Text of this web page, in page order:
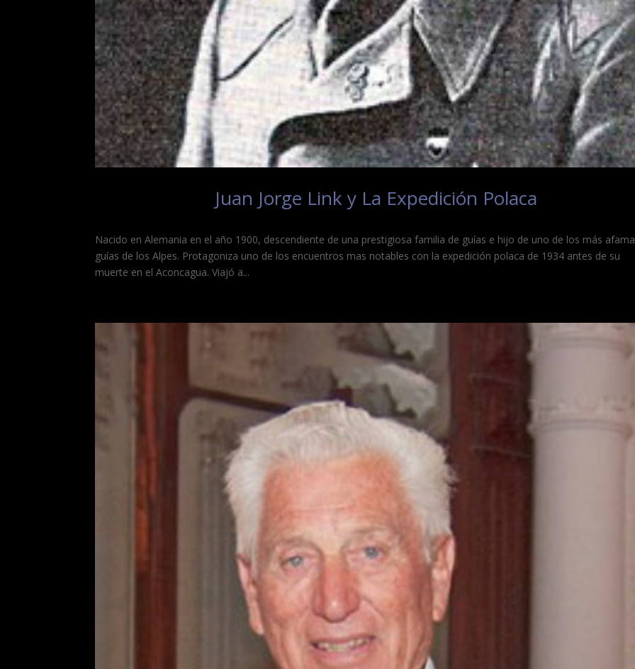
Juan Jorge Link y La Expedición Polaca
Nacido en Alemania en el año 1900, descendiente de una prestigiosa familia de guías e hijo de uno de los más
guías de los Alpes. Protagoniza uno de los encuentros mas notables con la expedición polaca de 1934 antes de su
muerte en el Aconcagua. Viajó a...